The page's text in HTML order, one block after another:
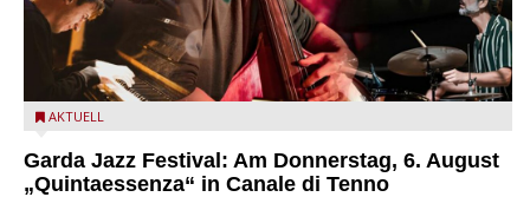
Das Ensemble Quintaessenza zu Gast beim Garda Jazz
AKTUELL
Garda Jazz Festival: Am Donnerstag, 6. August
„Quintaessenza“ in Canale di Tenno